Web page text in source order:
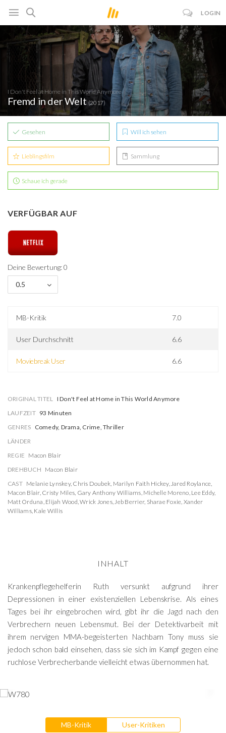
LOGIN
I Don't Feel at Home in This World Anymore
Fremd in der Welt(2017)
Gesehen Will ich sehen
Lieblingsfilm Sammlung
Schaue ich gerade
VERFÜGBAR AUF
Deine Bewertung: 0
0.5
MB-Kritik 7.0
User Durchschnitt 6.6
Moviebreak User 6.6
ORIGINAL TITEL I Don't Feel at Home in This World Anymore
LAUFZEIT 93 Minuten
GENRES Comedy, Drama, Crime, Thriller
LÄNDER
REGIE Macon Blair
DREHBUCH Macon Blair
CAST Melanie Lynskey, Chris Doubek, Marilyn Faith Hickey,Jared Roylance,
Macon Blair, Cristy Miles, Gary Anthony Williams, Michelle Moreno, Lee Eddy,
Matt Orduna, Elijah Wood,Wrick Jones,Jeb Berrier, Sharae Foxie, Xander
Williams, Kale Willis
INHALT
Krankenpflegehelferin Ruth versunkt aufgrund ihrer
Depressionen in einer existenziellen Lebenskrise. Als eines
Tages bei ihr eingebrochen wird, gibt ihr die Jagd nach den
Verbrechern neuen Lebensmut. Bei der Detektivarbeit mit
ihrem nervigen MMA-begeisterten Nachbarn Tony muss sie
jedoch schon bald einsehen, dass sie sich im Kampf gegen eine
ruchlose Verbrecherbande vielleicht etwas übernommen hat.
MB-Kritik User-Kritiken